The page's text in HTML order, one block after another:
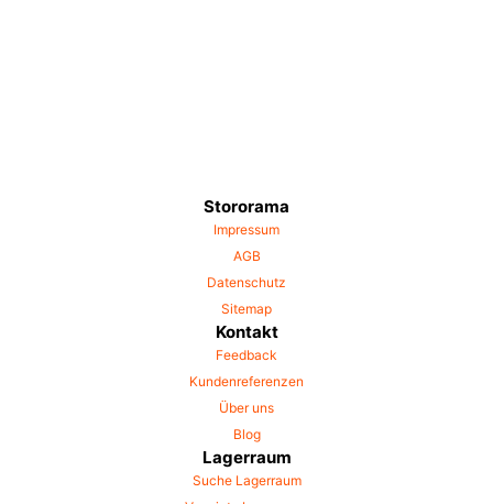
Stororama
Impressum
AGB
Datenschutz
Sitemap
Kontakt
Feedback
Kundenreferenzen
Über uns
Blog
Lagerraum
Suche Lagerraum